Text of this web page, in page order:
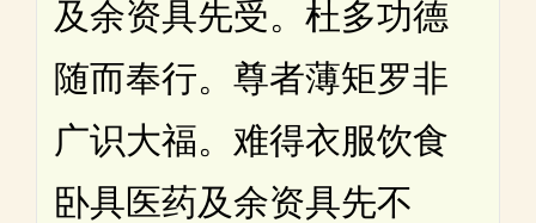
及余资具先受。杜多功德
随而奉行。尊者薄矩罗非
广识大福。难得衣服饮食
卧具医药及余资具先不